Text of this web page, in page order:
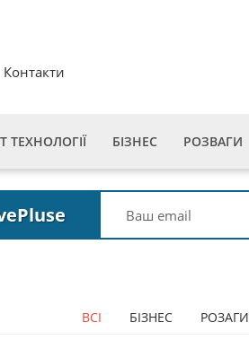
Контакти
ТЕХНОЛОГІЇ БІЗНЕС РОЗВАГИ
ВСІ БІЗНЕС РОЗАГИ